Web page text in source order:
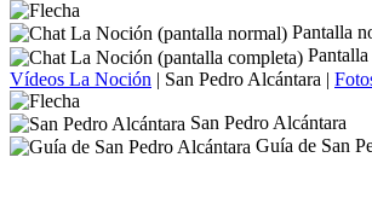
Pantalla
Vídeos La Noción | San Pedro Alcántara |
San Pedro Alcántara
Guía de San